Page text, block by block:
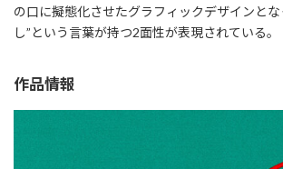
の口に擬態化させたグラフィックデザインとな
し”という言葉が持つ2面性が表現されている。
作品情報